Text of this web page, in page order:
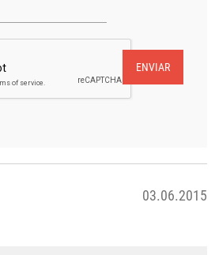
ENVIAR
03.06.2015